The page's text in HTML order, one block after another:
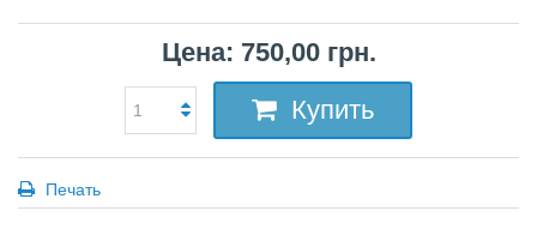
Цена: 750,00 грн.
Купить
Печать